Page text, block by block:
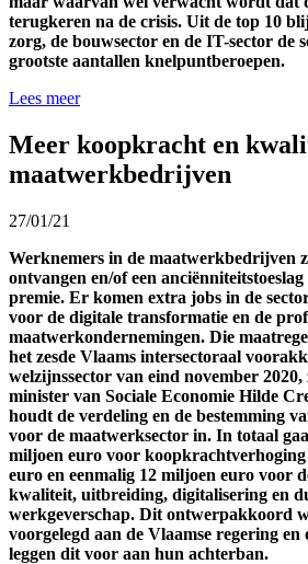
terugkeren na de crisis. Uit de top 10
zorg, de bouwsector en de IT-sector de
grootste aantallen knelpuntberoepen.
Lees meer
Meer koopkracht en
maatwerkbedrijven
27/01/21
Werknemers in de maatwerkbedrijven
ontvangen en/of een
premie. Er komen extra jobs in de
voor de digitale transformatie en de
maatwerkondernemingen. Die
het zesde Vlaams intersectoraal
welzijnssector van eind november
minister van Sociale Economie Hilde
houdt de verdeling en de bestemming
voor de maatwerksector in. In totaal
miljoen euro voor
euro en eenmalig 12 miljoen euro voor
kwaliteit, uitbreiding, digitalisering en
werkgeverschap. Dit ontwerpakkoord
voorgelegd aan de Vlaamse regering en
leggen dit voor aan hun achterban.